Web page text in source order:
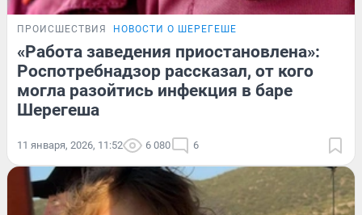
ПРОИСШЕСТВИЯ НОВОСТИ О ШЕРЕГЕШЕ
«Работа заведения приостановлена»:
Роспотребнадзор рассказал, от кого
могла разойтись инфекция в баре
Шерегеша
11 января, 2026, 11:52 6 080 6